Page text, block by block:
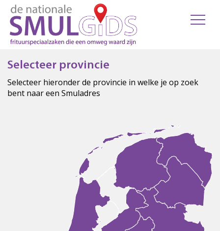
Selecteer provincie
Selecteer hieronder de provincie in welke je op zoek
bent naar een Smuladres